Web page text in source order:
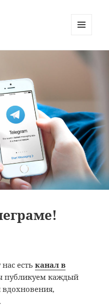
ВИДЖЕТЫ
естьканал в
публикуем каждый